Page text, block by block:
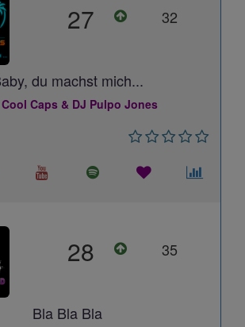
27 32
du machst mich...
Caps & DJ Pulpo Jones
28 35
Bla Bla Bla